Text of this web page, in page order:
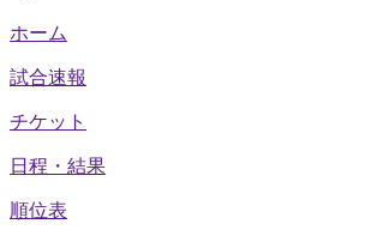
ホーム
試合速報
チケット
日程・結果
順位表